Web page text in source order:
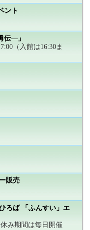
ント
伝―」
（入館は16:30ま
販売
ろば 「ふんすい」エ
み期間は毎日開催